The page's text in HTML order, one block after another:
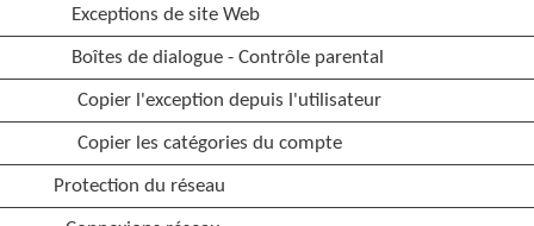
Exceptions de site Web
Boîtes de dialogue - Contrôle parental
Copier l'exception depuis l'utilisateur
Copier les catégories du compte
Protection du réseau